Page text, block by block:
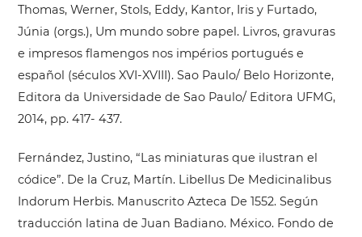
Thomas, Werner, Stols, Eddy, Kantor, Iris y Furtado,
Júnia (orgs.), Um mundo sobre papel. Livros, gravuras
e impresos flamengos nos impérios portugués e
español (séculos XVI-XVIII). Sao Paulo/ Belo Horizonte,
Editora da Universidade de Sao Paulo/ Editora UFMG,
2014, pp. 417- 437.
Fernández, Justino, “Las miniaturas que ilustran el
códice”. De la Cruz, Martín. Libellus De Medicinalibus
Indorum Herbis. Manuscrito Azteca De 1552. Según
traducción latina de Juan Badiano. México. Fondo de